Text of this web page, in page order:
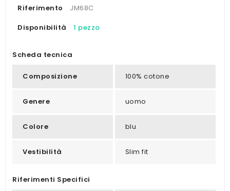
Riferimento
JM68C
Disponibilità
1 pezzo
Scheda tecnica
Composizione 100% cotone
Genere uomo
Colore blu
Vestibilità Slim fit
Riferimenti Specifici